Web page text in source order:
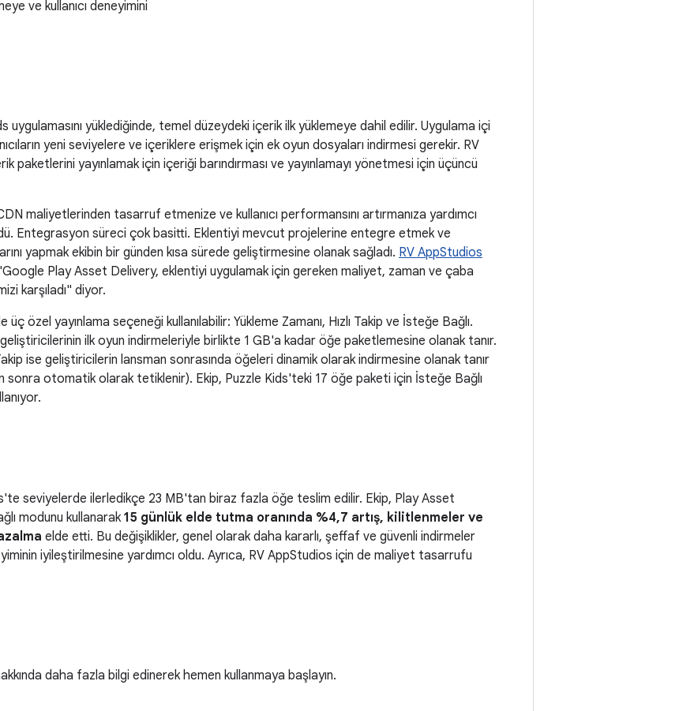
ve kullanıcı deneyimini
uygulamasını yüklediğinde, temel düzeydeki içerik ilk yüklemeye dahil edilir. Uygulama içi
yeni seviyelere ve içeriklere erişmek için ek oyun dosyaları indirmesi gerekir. RV
paketlerini yayınlamak için içeriği barındırması ve yayınlamayı yönetmesi için üçüncü
maliyetlerinden tasarruf etmenize ve kullanıcı performansını artırmanıza yardımcı
Entegrasyon süreci çok basitti. Eklentiyi mevcut projelerine entegre etmek ve
yapmak ekibin bir günden kısa sürede geliştirmesine olanak sağladı. RV AppStudios
Play Asset Delivery, eklentiyi uygulamak için gereken maliyet, zaman ve çaba
karşıladı" diyor.
özel yayınlama seçeneği kullanılabilir: Yükleme Zamanı, Hızlı Takip ve İsteğe Bağlı.
ilk oyun indirmeleriyle birlikte 1 GB'a kadar öğe paketlemesine olanak tanır.
ise geliştiricilerin lansman sonrasında öğeleri dinamik olarak indirmesine olanak tanır
sonra otomatik olarak tetiklenir). Ekip, Puzzle Kids'teki 17 öğe paketi için İsteğe Bağlı
seviyelerde ilerledikçe 23 MB'tan biraz fazla öğe teslim edilir. Ekip, Play Asset
modunu kullanarak 15 günlük elde tutma oranında %4,7 artış, kilitlenmeler ve
elde etti. Bu değişiklikler, genel olarak daha kararlı, şeffaf ve güvenli indirmeler
iyileştirilmesine yardımcı oldu. Ayrıca, RV AppStudios için de maliyet tasarrufu
daha fazla bilgi edinerek hemen kullanmaya başlayın.